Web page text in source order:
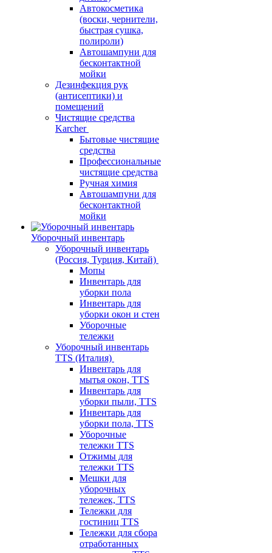
Автокосметика
(воски, чернители,
быстрая сушка,
полироли)
Автошампуни для
бесконтактной
мойки
Дезинфекция рук
(антисептики) и
помещений
Чистящие средства
Karcher
Бытовые чистящие
средства
Профессиональные
чистящие средства
Ручная химия
Автошампуни для
бесконтактной
мойки
Уборочный инвентарь
Уборочный инвентарь
(Россия, Турция, Китай)
Мопы
Инвентарь для
уборки пола
Инвентарь для
уборки окон и стен
Уборочные
тележки
Уборочный инвентарь
TTS (Италия)
Инвентарь для
мытья окон, TTS
Инвентарь для
уборки пыли, TTS
Инвентарь для
уборки пола, TTS
Уборочные
тележки TTS
Отжимы для
тележки TTS
Мешки для
уборочных
тележек, TTS
Тележки для
гостиниц TTS
Тележки для сбора
отработанных